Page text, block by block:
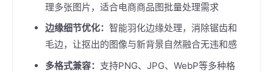
理多张图片，适合电商商品图批量处理需求
边缘细节优化： 智能羽化边缘处理，消除锯齿和
毛边，让抠出的图像与新背景自然融合无违和感
多格式兼容： 支持PNG、JPG、WebP等多种格